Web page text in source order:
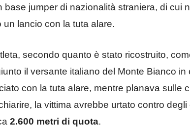
base jumper di nazionalità straniera, di cui
un lancio con la tuta alare.
secondo quanto è stato ricostruito,
il versante italiano del Monte Bianco in
con la tuta alare, mentre planava sulle
la vittima avrebbe urtato contro degli
2.600 metri di quota.